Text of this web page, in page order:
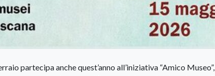
partecipa anche quest’anno all’iniziativa “Amico